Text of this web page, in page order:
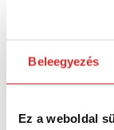
Beleegyezés
Ez a weboldal
A feszítő a
(szem +